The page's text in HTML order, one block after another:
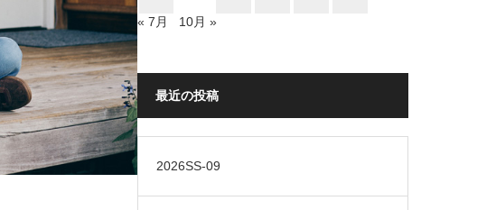
« 7月 10月 »
最近の投稿
2026SS-09